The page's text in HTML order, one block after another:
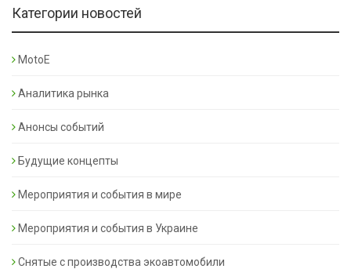
Категории новостей
MotoE
Аналитика рынка
Анонсы событий
Будущие концепты
Мероприятия и события в мире
Мероприятия и события в Украине
Снятые с производства экоавтомобили